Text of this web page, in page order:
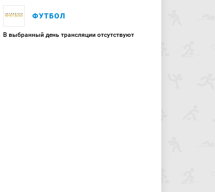
ФУТБОЛ
В выбранный день трансляции отсутствуют